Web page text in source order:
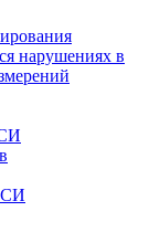
нарушениях в
СИ